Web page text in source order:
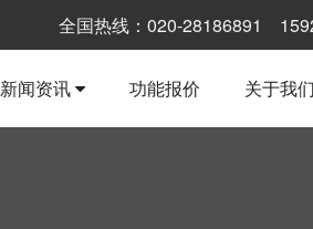
全国热线：020-28186891
新闻资讯 功能报价 关于我们